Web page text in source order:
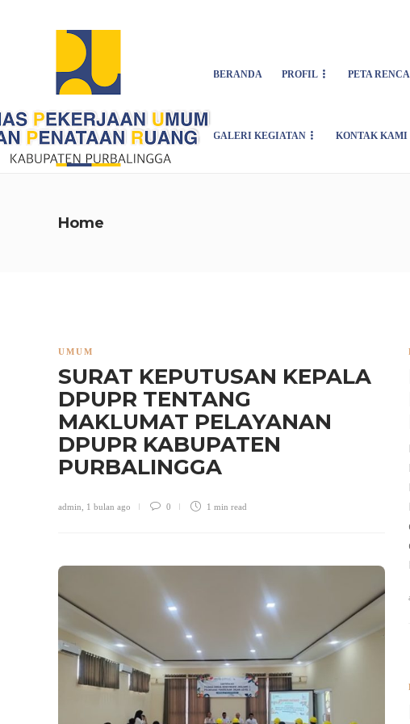
BERANDA PROFIL PETA
GALERI KEGIATAN KONTAK KAMI
Home
UMUM
SURAT KEPUTUSAN KEPALA
DPUPR TENTANG
MAKLUMAT PELAYANAN
DPUPR KABUPATEN
PURBALINGGA
admin 1 bulan ago 0 1 min read